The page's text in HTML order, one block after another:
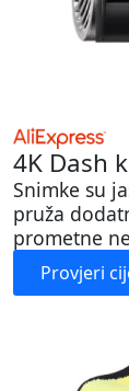
4K Dash
Snimke su
pruža
prometne
Provjeri